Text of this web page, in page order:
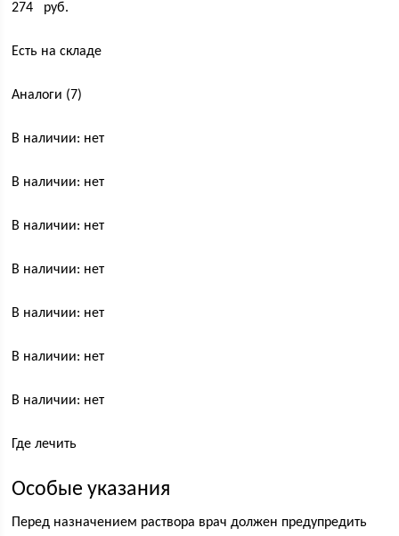
274 руб.
Есть на складе
Аналоги (7)
В наличии: нет
В наличии: нет
В наличии: нет
В наличии: нет
В наличии: нет
В наличии: нет
В наличии: нет
Где лечить
Особые указания
Перед назначением раствора врач должен предупредить